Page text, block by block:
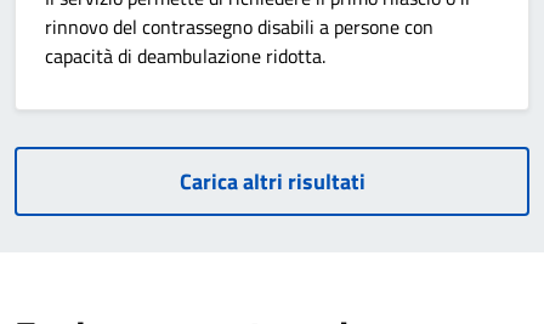
rinnovo del contrassegno disabili a persone con
capacità di deambulazione ridotta.
Carica altri risultati